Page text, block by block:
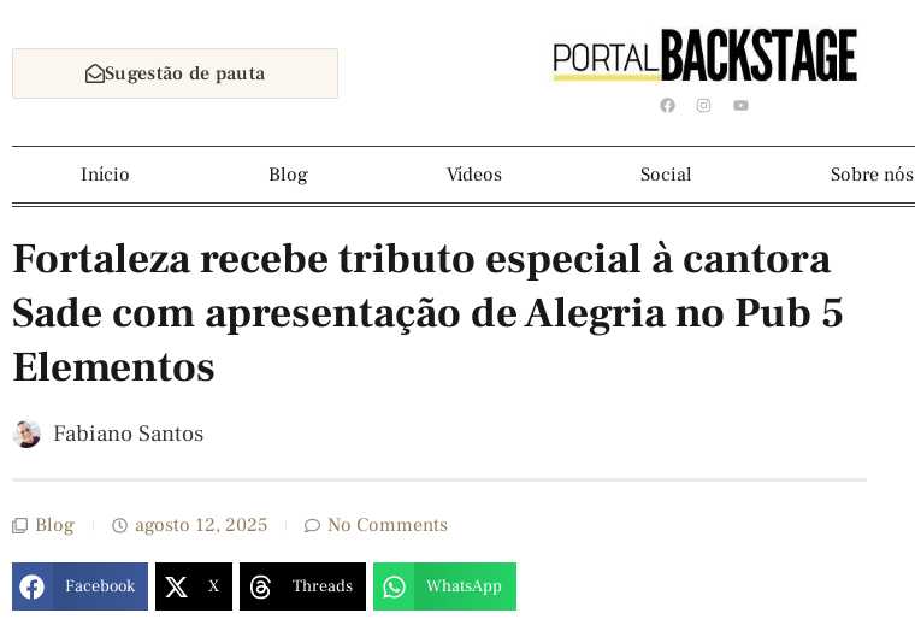
Sugestão de pauta
Início Blog Vídeos Social Sobre nós
Fortaleza recebe tributo especial à cantora
Sade com apresentação de Alegria no Pub 5
Elementos
Fabiano Santos
Blog agosto 12, 2025 No Comments
Facebook X Threads WhatsApp